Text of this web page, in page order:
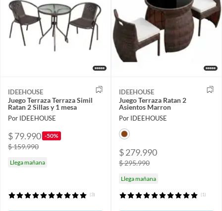
IDEEHOUSE
Juego Terraza Terraza Simil
Ratan 2 Sillas y 1 mesa
Por IDEEHOUSE
$ 79.990 -50%
$ 159.990
Llega mañana
(3)
IDEEHOUSE
Juego Terraza Ratan 2
Asientos Marron
Por IDEEHOUSE
$ 279.990
$ 295.990
Llega mañana
(1)